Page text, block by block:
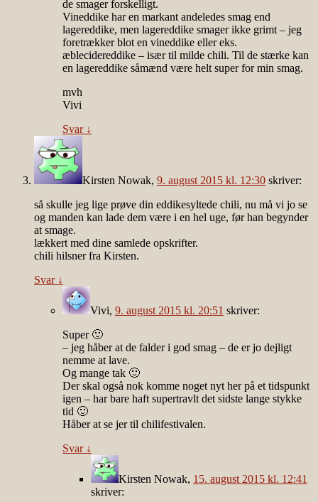
de smager forskelligt.
Vineddike har en markant andeledes smag end
lagereddike, men lagereddike smager ikke grimt – jeg
foretrækker blot en vineddike eller eks.
æblecidereddike – især til milde chili. Til de stærke kan
en lagereddike såmænd være helt super for min smag.
mvh
Vivi
Svar ↓
Kirsten Nowak, 9. august 2015 kl. 12:30 skriver:
så skulle jeg lige prøve din eddikesyltede chili, nu må vi jo se
og manden kan lade dem være i en hel uge, før han begynder
at smage.
lækkert med dine samlede opskrifter.
chili hilsner fra Kirsten.
Svar ↓
Vivi, 9. august 2015 kl. 20:51 skriver:
Super 🙂
– jeg håber at de falder i god smag – de er jo dejligt
nemme at lave.
Og mange tak 🙂
Der skal også nok komme noget nyt her på et tidspunkt
igen – har bare haft supertravlt det sidste lange stykke
tid 🙂
Håber at se jer til chilifestivalen.
Svar ↓
Kirsten Nowak, 15. august 2015 kl. 12:41
skriver: